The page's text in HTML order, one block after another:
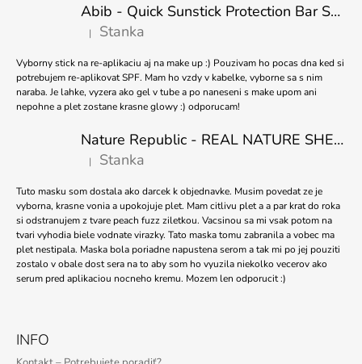
Abib - Quick Sunstick Protection Bar SPF50+ PA++++ 22g
Hodnotenie produktu je 5 z 5 hviezdičiek.
| Stanka
Vyborny stick na re-aplikaciu aj na make up :) Pouzivam ho pocas dna ked si
potrebujem re-aplikovat SPF. Mam ho vzdy v kabelke, vyborne sa s nim
naraba. Je lahke, vyzera ako gel v tube a po naneseni s make upom ani
nepohne a plet zostane krasne glowy :) odporucam!
Nature Republic - REAL NATURE SHEET MASK TEA TREE 23ml
Hodnotenie produktu je 5 z 5 hviezdičiek.
| Stanka
Tuto masku som dostala ako darcek k objednavke. Musim povedat ze je
vyborna, krasne vonia a upokojuje plet. Mam citlivu plet a a par krat do roka
si odstranujem z tvare peach fuzz ziletkou. Vacsinou sa mi vsak potom na
tvari vyhodia biele vodnate virazky. Tato maska tomu zabranila a vobec ma
plet nestipala. Maska bola poriadne napustena serom a tak mi po jej pouziti
zostalo v obale dost sera na to aby som ho vyuzila niekolko vecerov ako
serum pred aplikaciou nocneho kremu. Mozem len odporucit :)
INFO